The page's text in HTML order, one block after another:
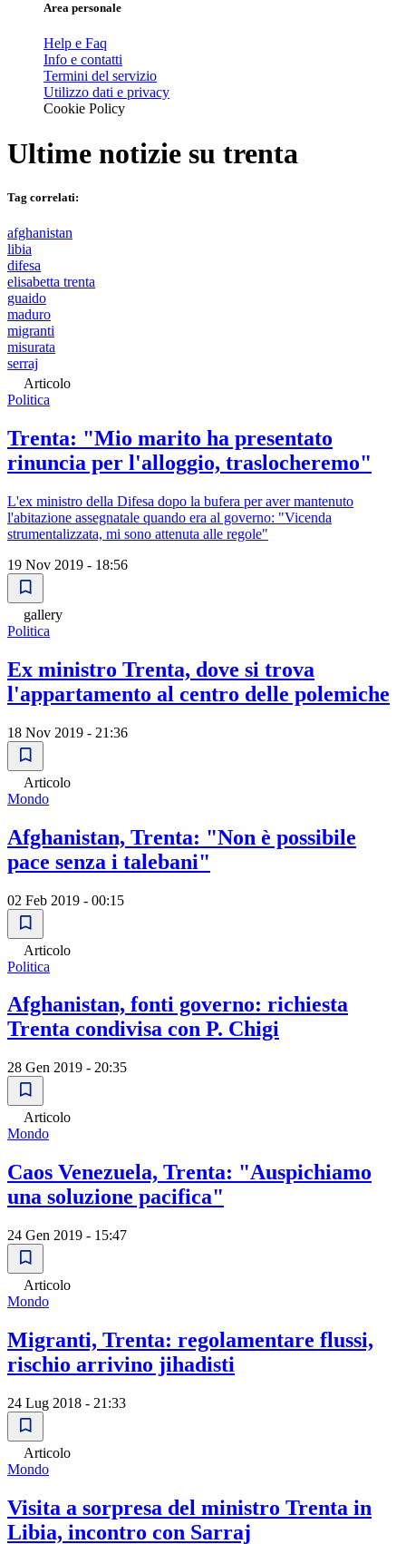
Area personale
Help e Faq
Info e contatti
Termini del servizio
Utilizzo dati e privacy
Cookie Policy
Ultime notizie su trenta
Tag correlati:
afghanistan
libia
difesa
elisabetta trenta
guaido
maduro
migranti
misurata
serraj
Articolo
Politica
Trenta: "Mio marito ha presentato
rinuncia per l'alloggio, traslocheremo"
L'ex ministro della Difesa dopo la bufera per aver mantenuto
l'abitazione assegnatale quando era al governo: "Vicenda
strumentalizzata, mi sono attenuta alle regole"
19 Nov 2019 - 18:56
gallery
Politica
Ex ministro Trenta, dove si trova
l'appartamento al centro delle polemiche
18 Nov 2019 - 21:36
Articolo
Mondo
Afghanistan, Trenta: "Non è possibile
pace senza i talebani"
02 Feb 2019 - 00:15
Articolo
Politica
Afghanistan, fonti governo: richiesta
Trenta condivisa con P. Chigi
28 Gen 2019 - 20:35
Articolo
Mondo
Caos Venezuela, Trenta: "Auspichiamo
una soluzione pacifica"
24 Gen 2019 - 15:47
Articolo
Mondo
Migranti, Trenta: regolamentare flussi,
rischio arrivino jihadisti
24 Lug 2018 - 21:33
Articolo
Mondo
Visita a sorpresa del ministro Trenta in
Libia, incontro con Sarraj